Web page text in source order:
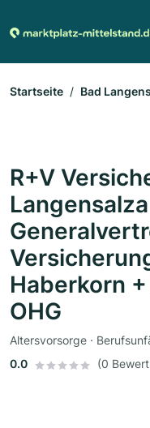
Startseite Bad
R+V
Haberkorn
OHG
0.0
(0